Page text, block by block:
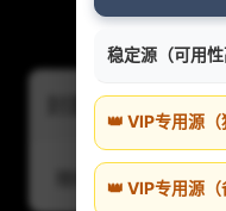
稳定源（可用性
👑 VIP专用源（
👑 VIP专用源（
封面图片线路切换
线路1